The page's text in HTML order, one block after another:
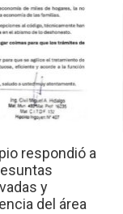
respondió a
y
del área